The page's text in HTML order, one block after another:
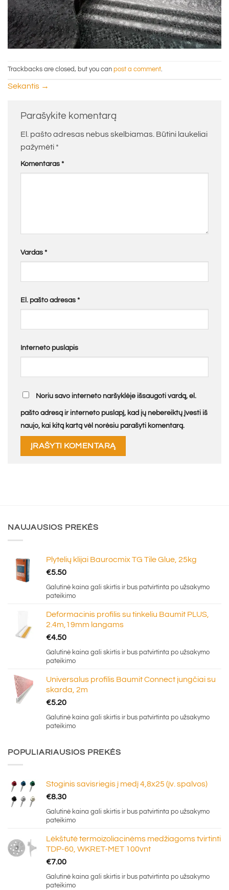
Trackbacks are closed, but you can post a comment.
Sekantis →
Parašykite komentarą
El. pašto adresas nebus skelbiamas. Būtini laukeliai
pažymėti *
Komentaras *
Vardas *
El. pašto adresas *
Interneto puslapis
Noriu savo interneto naršyklėje išsaugoti vardą, el.
pašto adresą ir interneto puslapį, kad jų nebereiktų įvesti iš
naujo, kai kitą kartą vėl norėsiu parašyti komentarą.
NAUJAUSIOS PREKĖS
Plytelių klijai Baurocmix TG Tile Glue, 25kg
€5.50
Galutinė kaina gali skirtis ir bus patvirtinta po užsakymo
pateikimo
Deformacinis profilis su tinkeliu Baumit PLUS,
2.4m,19mm langams
€4.50
Galutinė kaina gali skirtis ir bus patvirtinta po užsakymo
pateikimo
Universalus profilis Baumit Connect jungčiai su
skarda, 2m
€5.20
Galutinė kaina gali skirtis ir bus patvirtinta po užsakymo
pateikimo
POPULIARIAUSIOS PREKĖS
Stoginis savisriegis į medį 4,8x25 (įv. spalvos)
€8.30
Galutinė kaina gali skirtis ir bus patvirtinta po užsakymo
pateikimo
Lėkštutė termoizoliacinėms medžiagoms tvirtinti
TDP-60, WKRET-MET 100vnt
€7.00
Galutinė kaina gali skirtis ir bus patvirtinta po užsakymo
pateikimo